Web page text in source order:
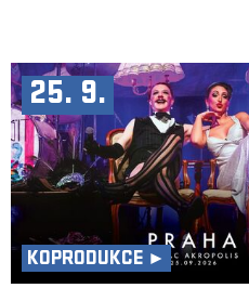
25. 9.
KOPRODUKCE ►